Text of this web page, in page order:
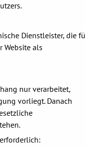
Dienstleister, die
Website als
nur verarbeitet,
vorliegt. Danach